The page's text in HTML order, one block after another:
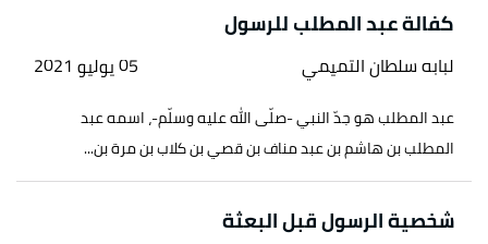
كفالة عبد المطلب للرسول
لبابه سلطان التميمي 05 يوليو 2021
عبد المطلب هو جدّ النبي -صلّى الله عليه وسلّم-، اسمه عبد
المطلب بن هاشم بن عبد مناف بن قصي بن كلاب بن مرة بن...
شخصية الرسول قبل البعثة